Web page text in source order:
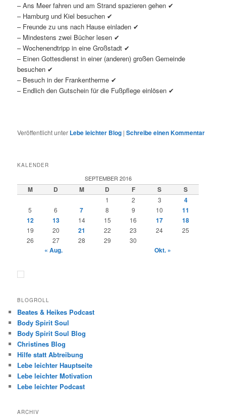
– Ans Meer fahren und am Strand spazieren gehen ✔
– Hamburg und Kiel besuchen ✔
– Freunde zu uns nach Hause einladen ✔
– Mindestens zwei Bücher lesen ✔
– Wochenendtripp in eine Großstadt ✔
– Einen Gottesdienst in einer (anderen) großen Gemeinde
besuchen ✔
– Besuch in der Frankentherme ✔
– Endlich den Gutschein für die Fußpflege einlösen ✔
Veröffentlicht unter Lebe leichter Blog |Schreibe einen Kommentar
KALENDER
SEPTEMBER 2016
M D M D F S S
1 2 3 4
5 6 7 8 9 10
11
12
13 14 15 16 17 18
19 20 21 22 23 24
25
26
27 28 29 30
« Aug. Okt. »
BLOGROLL
Beates & Heikes Podcast
Body Spirit Soul
Body Spirit Soul Blog
Christines Blog
Hilfe statt Abtreibung
Lebe leichter Hauptseite
Lebe leichter Motivation
Lebe leichter Podcast
ARCHIV